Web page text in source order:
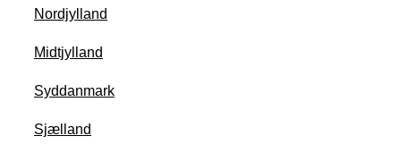
Nordjylland
Midtjylland
Syddanmark
Sjælland